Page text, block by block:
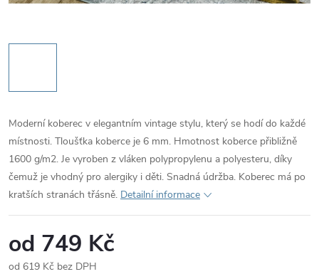
Moderní koberec v elegantním vintage stylu, který se hodí do každé
místnosti. Tloušťka koberce je 6 mm. Hmotnost koberce přibližně
1600 g/m2. Je vyroben z vláken polypropylenu a polyesteru, díky
čemuž je vhodný pro alergiky i děti. Snadná údržba. Koberec má po
kratších stranách třásně. Detailní informace
od 749 Kč
od 619 Kč bez DPH